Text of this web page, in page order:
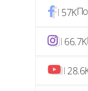
57K
66.7K